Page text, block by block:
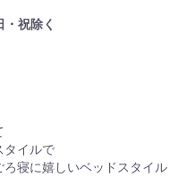
祝除く
タイルで
ろ寝に嬉しいベッドスタイル